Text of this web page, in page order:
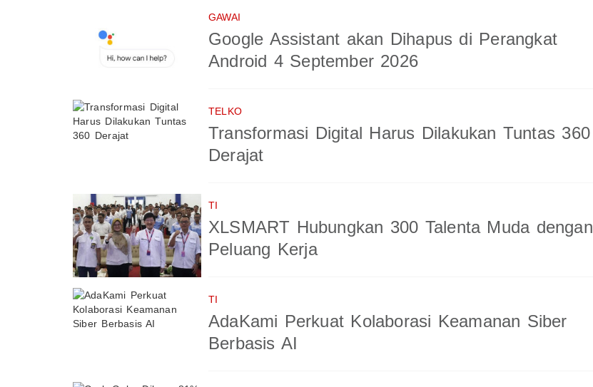
GAWAI
Google Assistant akan Dihapus di Perangkat
Android 4 September 2026
TELKO
Transformasi Digital Harus Dilakukan Tuntas 360
Derajat
TI
XLSMART Hubungkan 300 Talenta Muda dengan
Peluang Kerja
TI
AdaKami Perkuat Kolaborasi Keamanan Siber
Berbasis AI